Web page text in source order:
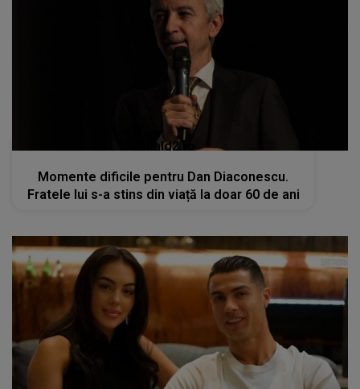
kanald2.ro
Momente dificile pentru Dan Diaconescu.
Fratele lui s-a stins din viață la doar 60 de ani